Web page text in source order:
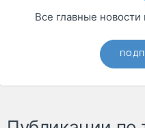
Все главные